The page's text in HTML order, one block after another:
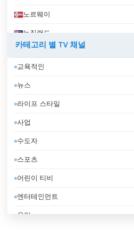
노르웨이
뉴질랜드
대한민국
덴마크
도미니카 공화국
독일
라트비아
러시아
레바논
루마니아
카테고리 별 TV 채널
교육적인
뉴스
라이프 스타일
사업
수도자
스포츠
어린이 티비
엔터테인먼트
음악